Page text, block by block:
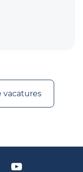
vacatures